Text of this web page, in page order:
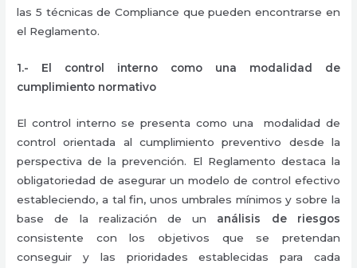
las 5 técnicas de Compliance que pueden encontrarse en
el Reglamento.
1.- El control interno como una modalidad de
cumplimiento normativo
El control interno se presenta como una modalidad de
control orientada al cumplimiento preventivo desde la
perspectiva de la prevención. El Reglamento destaca la
obligatoriedad de asegurar un modelo de control efectivo
estableciendo, a tal fin, unos umbrales mínimos y sobre la
base de la realización de un análisis de riesgos
consistente con los objetivos que se pretendan
conseguir y las prioridades establecidas para cada